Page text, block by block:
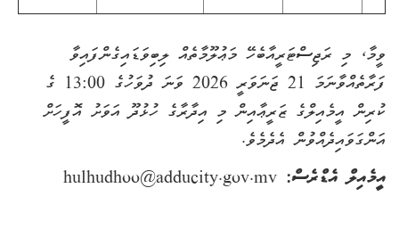
ވީމާ، މި ރަޖިސްޓަރީއާބެހޭ މަޢުލޫމާތެއް ލިބިވަޑައިގެންފައިވާ
ފަރާތެއްވާނަމަ 21 ޖަނަވަރީ 2026 ވަނަ ދުވަހުގެ 13:00 ގެ
ކުރިން އީމެއިލްގެ ޒަރީޢާއިން މި އިދާރާގެ ހުޅުދޫ އަވަށު އޮފީހަށް
އަންގަވައިދެއްވުން އެދެމެވެ.
އީމެއިލް އެޑްރެސް: hulhudhoo@adducity.gov.mv